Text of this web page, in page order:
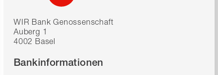
WIR Bank Genossenschaft
Auberg 1
4002 Basel
Bankinformationen